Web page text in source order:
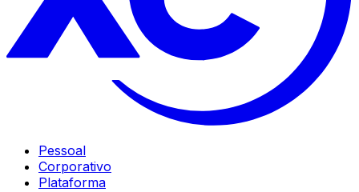
Pessoal
Corporativo
Plataforma